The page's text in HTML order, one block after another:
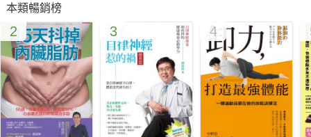
如果你未婚，想著，罹癌後我的人生怎麼辦？還足以有幸福美滿
的家庭嗎？
如果你新婚，想著，罹癌後我的婚姻怎麼辦？還能生小孩嗎？
如果你是年輕媽媽，想著，罹癌後我的孩子怎麼辦？我還有餘力
可以照顧他們嗎？
這些問題，我們在社團中都看到了！
本類暢銷榜
2 3 4